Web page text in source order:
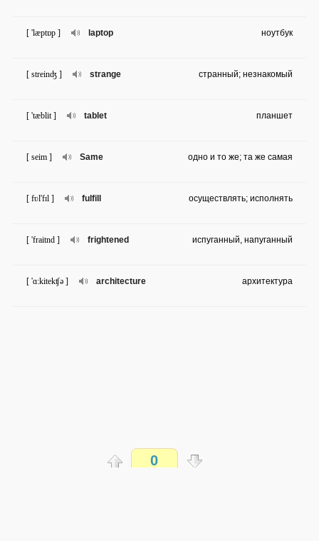
laptop
[ 'læptɒp ] ноутбук
strange
[ streinʤ ] странный; незнакомый
tablet
[ 'tæblit ] планшет
Same
[ seim ] одно и то же; та же самая
fulfill
[ fʋl'fɪl ] осуществлять; исполнять
frightened
[ 'fraitnd ] испуганный, напуганный
architecture
[ 'ɑ:kitekʧə ] архитектура
0